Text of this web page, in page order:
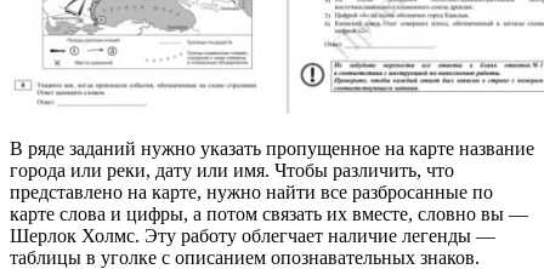
В ряде заданий нужно указать пропущенное на карте название
города или реки, дату или имя. Чтобы различить, что
представлено на карте, нужно найти все разбросанные по
карте слова и цифры, а потом связать их вместе, словно вы —
Шерлок Холмс. Эту работу облегчает наличие легенды —
таблицы в уголке с описанием опознавательных знаков.